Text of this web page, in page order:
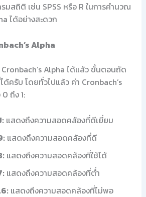
มสถิติ เช่น SPSS หรือ R ในการคำนวณ
ได้อย่างสะดวก
Alpha
Alpha ได้แล้ว ขั้นตอนถัด
ครับ โดยทั่วไปแล้ว ค่า Cronbach’s
ถึง 1:
แสดงถึงความสอดคล้องที่ดีเยี่ยม
แสดงถึงความสอดคล้องที่ดี
แสดงถึงความสอดคล้องที่ใช้ได้
แสดงถึงความสอดคล้องที่ต่ำ
แสดงถึงความสอดคล้องที่ไม่พอ